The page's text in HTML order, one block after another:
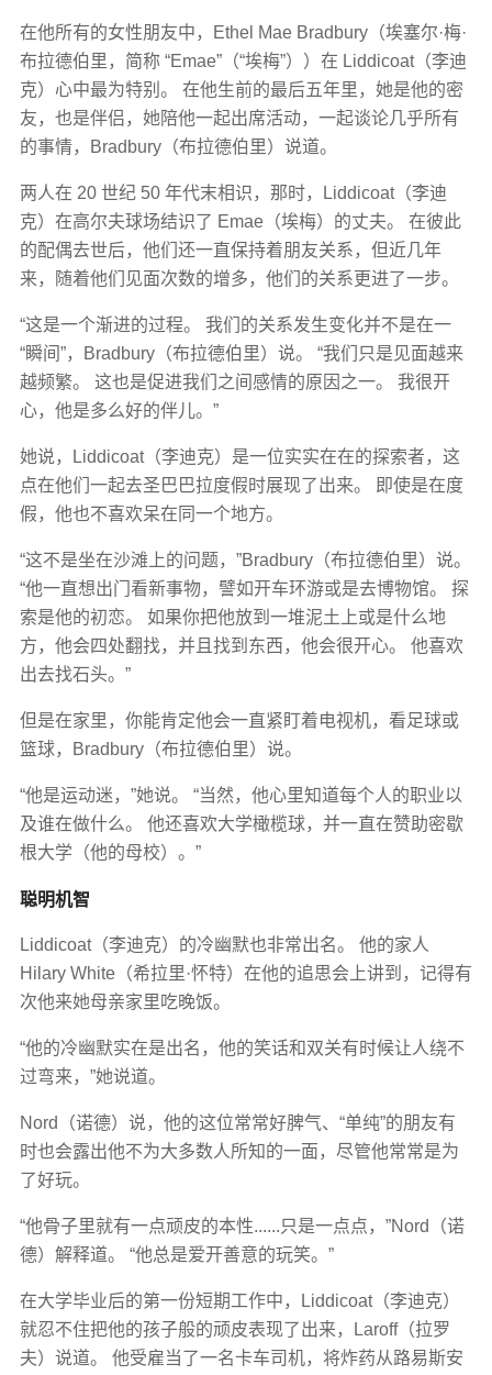
在他所有的女性朋友中，Ethel Mae Bradbury（埃塞尔·梅·
布拉德伯里，简称 “Emae”（“埃梅”））在 Liddicoat（李迪
克）心中最为特别。 在他生前的最后五年里，她是他的密
友，也是伴侣，她陪他一起出席活动，一起谈论几乎所有
的事情，Bradbury（布拉德伯里）说道。
两人在 20 世纪 50 年代末相识，那时，Liddicoat（李迪
克）在高尔夫球场结识了 Emae（埃梅）的丈夫。 在彼此
的配偶去世后，他们还一直保持着朋友关系，但近几年
来，随着他们见面次数的增多，他们的关系更进了一步。
“这是一个渐进的过程。 我们的关系发生变化并不是在一
“瞬间”，Bradbury（布拉德伯里）说。 “我们只是见面越来
越频繁。 这也是促进我们之间感情的原因之一。 我很开
心，他是多么好的伴儿。”
她说，Liddicoat（李迪克）是一位实实在在的探索者，这
点在他们一起去圣巴巴拉度假时展现了出来。 即使是在度
假，他也不喜欢呆在同一个地方。
“这不是坐在沙滩上的问题，”Bradbury（布拉德伯里）说。
“他一直想出门看新事物，譬如开车环游或是去博物馆。 探
索是他的初恋。 如果你把他放到一堆泥土上或是什么地
方，他会四处翻找，并且找到东西，他会很开心。 他喜欢
出去找石头。”
但是在家里，你能肯定他会一直紧盯着电视机，看足球或
篮球，Bradbury（布拉德伯里）说。
“他是运动迷，”她说。 “当然，他心里知道每个人的职业以
及谁在做什么。 他还喜欢大学橄榄球，并一直在赞助密歇
根大学（他的母校）。”
聪明机智
Liddicoat（李迪克）的冷幽默也非常出名。 他的家人
Hilary White（希拉里·怀特）在他的追思会上讲到，记得有
次他来她母亲家里吃晚饭。
“他的冷幽默实在是出名，他的笑话和双关有时候让人绕不
过弯来，”她说道。
Nord（诺德）说，他的这位常常好脾气、“单纯”的朋友有
时也会露出他不为大多数人所知的一面，尽管他常常是为
了好玩。
“他骨子里就有一点顽皮的本性......只是一点点，”Nord（诺
德）解释道。 “他总是爱开善意的玩笑。”
在大学毕业后的第一份短期工作中，Liddicoat（李迪克）
就忍不住把他的孩子般的顽皮表现了出来，Laroff（拉罗
夫）说道。 他受雇当了一名卡车司机，将炸药从路易斯安